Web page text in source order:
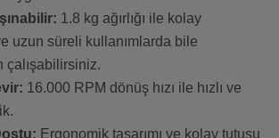
1.8 kg ağırlığı ile kolay
uzun süreli kullanımlarda bile
çalışabilirsiniz.
16.000 RPM dönüş hızı ile hızlı ve
Ergonomik tasarımı ve kolay tutuşu